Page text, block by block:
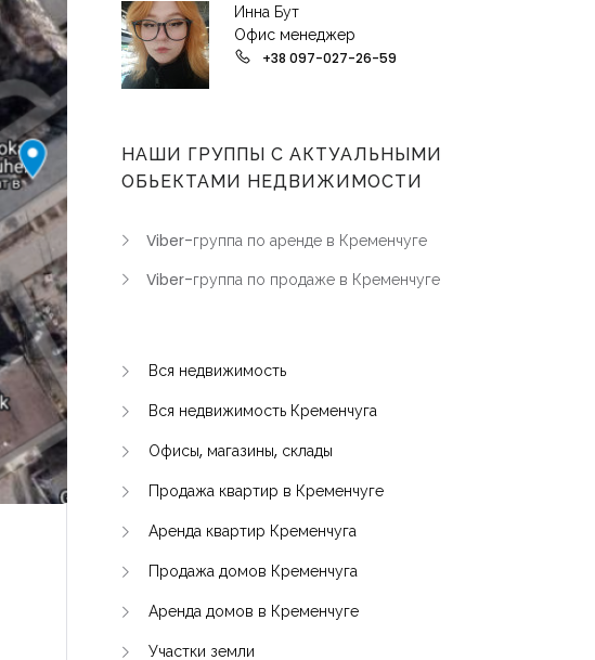
Инна Бут
Офис менеджер
+38 097-027-26-59
НАШИ ГРУППЫ С АКТУАЛЬНЫМИ
ОБЬЕКТАМИ НЕДВИЖИМОСТИ
Viber-группа по аренде в Кременчуге
Viber-группа по продаже в Кременчуге
Вся недвижимость
Вся недвижимость Кременчуга
Офисы, магазины, склады
Продажа квартир в Кременчуге
Аренда квартир Кременчуга
Продажа домов Кременчуга
Аренда домов в Кременчуге
Участки земли